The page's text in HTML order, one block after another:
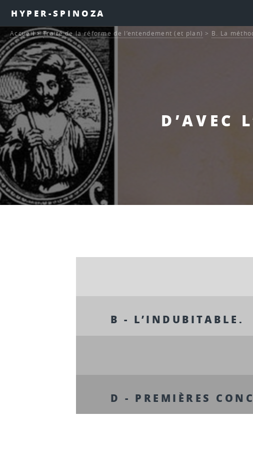
HYPER-SPINOZA
D’AVEC
Accueil>Traité de la réforme de l’entendement (et plan) > B. La
B - L’INDUBITABLE.
D - PREMIÈRES